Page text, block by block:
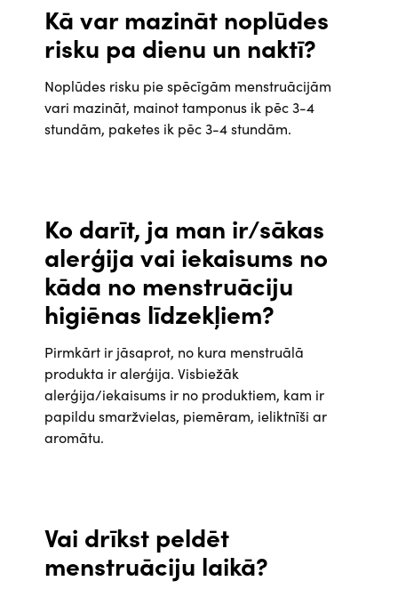
Kā var mazināt noplūdes
risku pa dienu un naktī?
Noplūdes risku pie spēcīgām menstruācijām
vari mazināt, mainot tamponus ik pēc 3-4
stundām, paketes ik pēc 3-4 stundām.
Ko darīt, ja man ir/sākas
alerģija vai iekaisums no
kāda no menstruāciju
higiēnas līdzekļiem?
Pirmkārt ir jāsaprot, no kura menstruālā
produkta ir alerģija. Visbiežāk
alerģija/iekaisums ir no produktiem, kam ir
papildu smaržvielas, piemēram, ieliktnīši ar
aromātu.
Vai drīkst peldēt
menstruāciju laikā?